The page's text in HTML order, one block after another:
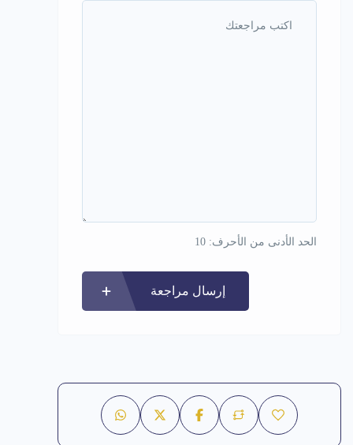
الحد الأدنى من الأحرف: 10
إرسال مراجعة